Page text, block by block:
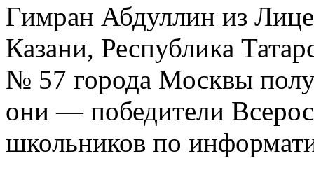
Гимран Абдуллин из
Казани, Республика
№ 57 города Москвы
они — победители
школьников по